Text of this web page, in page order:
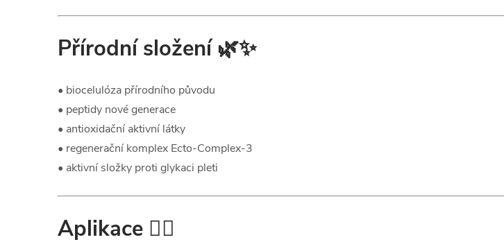
Přírodní složení🌿✨
• biocelulóza přírodního původu
• peptidy nové generace
• antioxidační aktivní látky
• regenerační komplex Ecto-Complex-3
• aktivní složky proti glykaci pleti
Aplikace 💆‍♀️